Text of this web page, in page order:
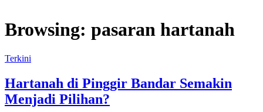
Browsing: pasaran hartanah
Terkini
Hartanah di Pinggir Bandar Semakin
Menjadi Pilihan?